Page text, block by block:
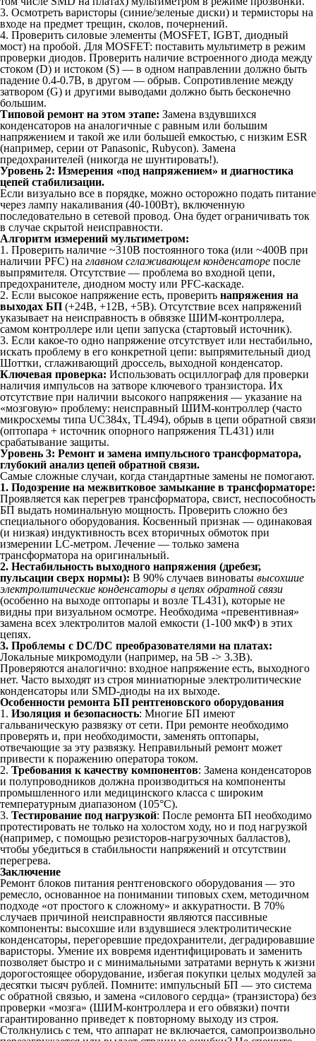
3. Осмотреть варисторы (синие/зеленые диски) и термисторы на
входе на предмет трещин, сколов, почернений.
4. Проверить силовые элементы (MOSFET, IGBT, диодный
мост) на пробой. Для MOSFET: поставить мультиметр в режим
проверки диодов. Проверить наличие встроенного диода между
стоком (D) и истоком (S) — в одном направлении должно быть
падение 0.4-0.7В, в другом — обрыв. Сопротивление между
затвором (G) и другими выводами должно быть бесконечно
большим.
Типовой ремонт на этом этапе: Замена вздувшихся
конденсаторов на аналогичные с равным или большим
напряжением и такой же или большей емкостью, с низким ESR
(например, серии от Panasonic, Rubycon). Замена
предохранителей (никогда не шунтировать!).
Уровень 2: Измерения «под напряжением» и диагностика
цепей стабилизации.
Если визуально все в порядке, можно осторожно подать питание
через лампу накаливания (40-100Вт), включенную
последовательно в сетевой провод. Она будет ограничивать ток
в случае скрытой неисправности.
Алгоритм измерений мультиметром:
1. Проверить наличие ~310В постоянного тока (или ~400В при
наличии PFC) на главном сглаживающем конденсаторе после
выпрямителя. Отсутствие — проблема во входной цепи,
предохранителе, диодном мосту или PFC-каскаде.
2. Если высокое напряжение есть, проверить напряжения на
выходах БП (+24В, +12В, +5В). Отсутствие всех напряжений
указывает на неисправность в обвязке ШИМ-контроллера,
самом контроллере или цепи запуска (стартовый источник).
3. Если какое-то одно напряжение отсутствует или нестабильно,
искать проблему в его конкретной цепи: выпрямительный диод
Шоттки, сглаживающий дроссель, выходной конденсатор.
Ключевая проверка: Использовать осциллограф для проверки
наличия импульсов на затворе ключевого транзистора. Их
отсутствие при наличии высокого напряжения — указание на
«мозговую» проблему: неисправный ШИМ-контроллер (часто
микросхемы типа UC384x, TL494), обрыв в цепи обратной связи
(оптопара + источник опорного напряжения TL431) или
срабатывание защиты.
Уровень 3: Ремонт и замена импульсного трансформатора,
глубокий анализ цепей обратной связи.
Самые сложные случаи, когда стандартные замены не помогают.
1. Подозрение на межвитковое замыкание в трансформаторе:
Проявляется как перегрев трансформатора, свист, неспособность
БП выдать номинальную мощность. Проверить сложно без
специального оборудования. Косвенный признак — одинаковая
(и низкая) индуктивность всех вторичных обмоток при
измерении LC-метром. Лечение — только замена
трансформатора на оригинальный.
2. Нестабильность выходного напряжения (дребезг,
пульсации сверх нормы): В 90% случаев виноваты высохшие
электролитические конденсаторы в цепях обратной связи
(особенно на выходе оптопары и возле TL431), которые не
видны при визуальном осмотре. Необходима «превентивная»
замена всех электролитов малой емкости (1-100 мкФ) в этих
цепях.
3. Проблемы с DC/DC преобразователями на платах:
Локальные микромодули (например, на 5В -> 3.3В).
Проверяются аналогично: входное напряжение есть, выходного
нет. Часто выходят из строя миниатюрные электролитические
конденсаторы или SMD-диоды на их выходе.
Особенности ремонта БП рентгеновского оборудования
1. Изоляция и безопасность: Многие БП имеют
гальваническую развязку от сети. При ремонте необходимо
проверять и, при необходимости, заменять оптопары,
отвечающие за эту развязку. Неправильный ремонт может
привести к поражению оператора током.
2. Требования к качеству компонентов: Замена конденсаторов
и полупроводников должна производиться на компоненты
промышленного или медицинского класса с широким
температурным диапазоном (105°C).
3. Тестирование под нагрузкой: После ремонта БП необходимо
протестировать не только на холостом ходу, но и под нагрузкой
(например, с помощью резисторов-нагрузочных балластов),
чтобы убедиться в стабильности напряжений и отсутствии
перегрева.
Заключение
Ремонт блоков питания рентгеновского оборудования — это
ремесло, основанное на понимании типовых схем, методичном
подходе «от простого к сложному» и аккуратности. В 70%
случаев причиной неисправности являются пассивные
компоненты: высохшие или вздувшиеся электролитические
конденсаторы, перегоревшие предохранители, деградировавшие
варисторы. Умение их вовремя идентифицировать и заменить
позволяет быстро и с минимальными затратами вернуть к жизни
дорогостоящее оборудование, избегая покупки целых модулей за
десятки тысяч рублей. Помните: импульсный БП — это система
с обратной связью, и замена «силового сердца» (транзистора) без
проверки «мозга» (ШИМ-контроллера и его обвязки) почти
гарантированно приведет к повторному выходу из строя.
Столкнулись с тем, что аппарат не включается, самопроизвольно